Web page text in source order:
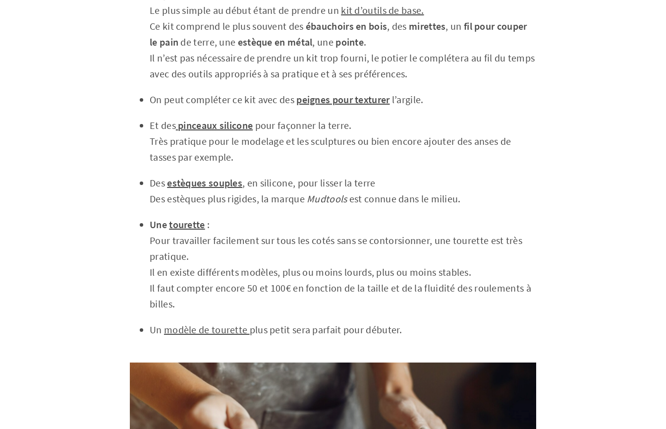
Le plus simple au début étant de prendre un kit d’outils de base.
Ce kit comprend le plus souvent des ébauchoirs en bois, des mirettes, un fil pour couper
le pain de terre, une estèque en métal, une pointe.
Il n’est pas nécessaire de prendre un kit trop fourni, le potier le complétera au fil du temps
avec des outils appropriés à sa pratique et à ses préférences.
On peut compléter ce kit avec des peignes pour texturerl’argile.
Et des pinceaux silicone pour façonner la terre.
Très pratique pour le modelage et les sculptures ou bien encore ajouter des anses de
tasses par exemple.
Desestèques souples, en silicone, pour lisser la terre
Des estèques plus rigides, la marque Mudtoolsest connue dans le milieu.
Unetourette :
Pour travailler facilement sur tous les cotés sans se contorsionner, une tourette est très
pratique.
Il en existe différents modèles, plus ou moins lourds, plus ou moins stables.
Il faut compter encore 50 et 100€ en fonction de la taille et de la fluidité des roulements à
billes.
Un modèle de tourette plus petit sera parfait pour débuter.